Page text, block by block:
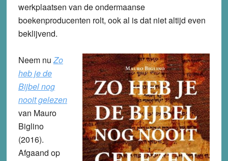
werkplaatsen van de ondermaanse
boekenproducenten rolt, ook al is dat niet altijd even
beklijvend.
Neem nuZo
heb je de
Bijbel nog
nooit gelezen
van Mauro
Biglino
(2016).
Afgaand op